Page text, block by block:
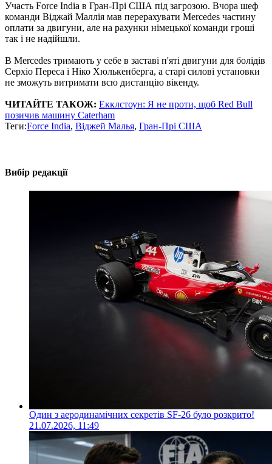
Участь Force India в Гран-Прі США під загрозою. Вчора шеф
команди Віджай Маллія мав перерахувати Mercedes частину
оплати за двигуни, але на рахунки німецької команди гроші
так і не надійшли.
В Mercedes тримають у себе в заставі п'яті двигуни для болідів
Серхіо Переса і Ніко Хюлькенберга, а старі силові установки
не зможуть витримати всю дистанцію вікенду.
ЧИТАЙТЕ ТАКОЖ: Екклстоун: Я не проти, щоб Red Bull
позичив машину Caterham
Теги:Force India, Віджей Малья, Гран-Прі США
Вибір редакції
Один з аеродинамічних секретів SF-26 було розкрито!
21.07.2026, 11:49